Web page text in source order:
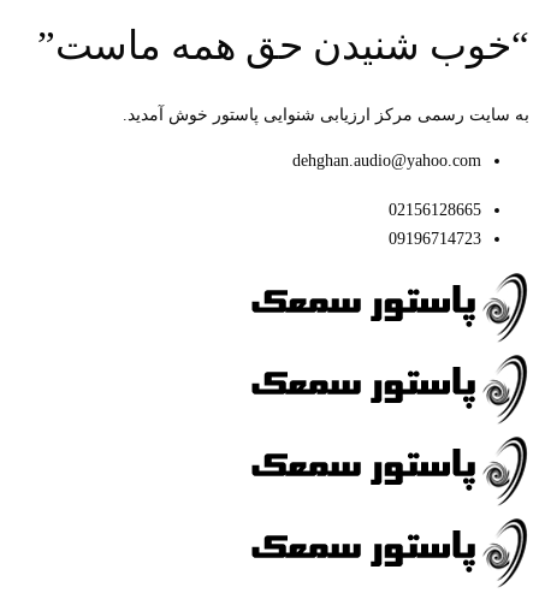
“خوب شنیدن حق همه ماست”
به سایت رسمی مرکز ارزیابی شنوایی پاستور خوش آمدید.
dehghan.audio@yahoo.com
02156128665
09196714723